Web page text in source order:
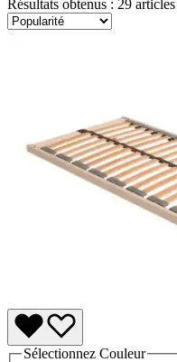
Résultats obtenus : 29 articles
Sélectionnez Couleur